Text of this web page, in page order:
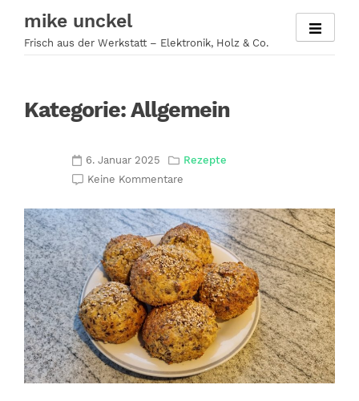
Inhalt
springen
mike unckel
Frisch aus der Werkstatt – Elektronik, Holz & Co.
Kategorie:Allgemein
6. Januar 2025
Rezepte
Keine Kommentare